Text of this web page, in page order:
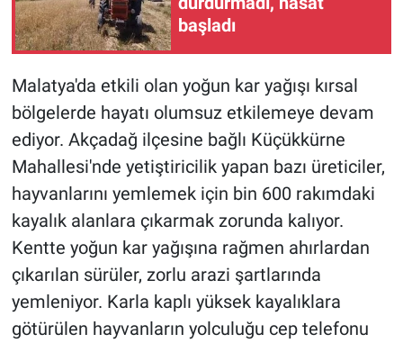
başladı
Malatya'da etkili olan yoğun kar yağışı kırsal
bölgelerde hayatı olumsuz etkilemeye devam
ediyor. Akçadağ ilçesine bağlı Küçükkürne
Mahallesi'nde yetiştiricilik yapan bazı üreticiler,
hayvanlarını yemlemek için bin 600 rakımdaki
kayalık alanlara çıkarmak zorunda kalıyor.
Kentte yoğun kar yağışına rağmen ahırlardan
çıkarılan sürüler, zorlu arazi şartlarında
yemleniyor. Karla kaplı yüksek kayalıklara
götürülen hayvanların yolculuğu cep telefonu